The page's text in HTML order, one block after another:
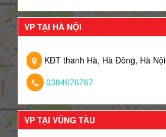
VP TẠI HÀ NỘI
KĐT thanh Hà, Hà Đông, Hà Nội
0384676767
VP TẠI VŨNG TÀU